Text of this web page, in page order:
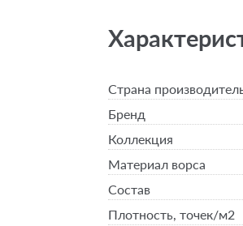
Страна
Бренд
Коллекция
Материал ворса
Состав
Плотность, точек/м2